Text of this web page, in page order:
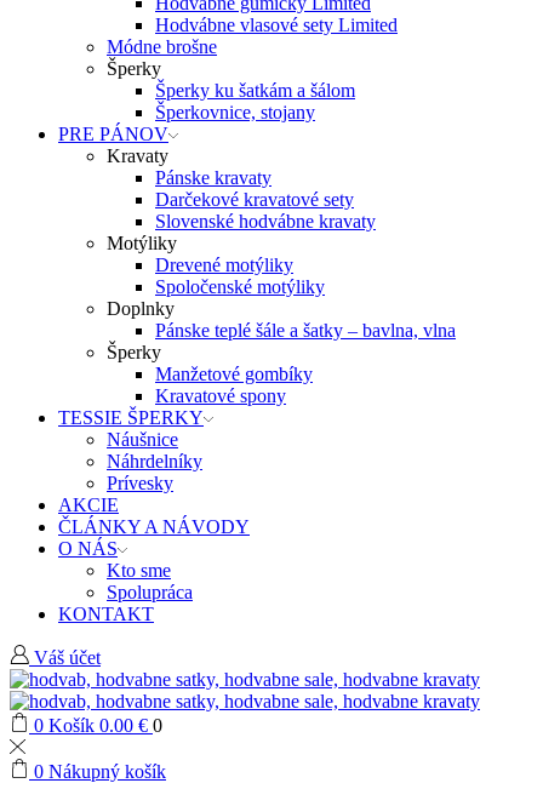
Hodvábne vlasové sety Limited
Módne brošne
Šperky
Šperky ku šatkám a šálom
Šperkovnice, stojany
PRE PÁNOV
Kravaty
Pánske kravaty
Darčekové kravatové sety
Slovenské hodvábne kravaty
Motýliky
Drevené motýliky
Spoločenské motýliky
Doplnky
Pánske teplé šále a šatky – bavlna, vlna
Šperky
Manžetové gombíky
Kravatové spony
TESSIE ŠPERKY
Náušnice
Náhrdelníky
Prívesky
AKCIE
ČLÁNKY A NÁVODY
O NÁS
Kto sme
Spolupráca
KONTAKT
Váš účet
0 Košík 0.00 € 0
0 Nákupný košík